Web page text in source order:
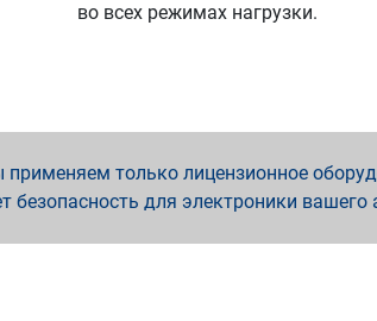
во всех режимах нагрузки.
только лицензионное
безопасность для электроники вашего